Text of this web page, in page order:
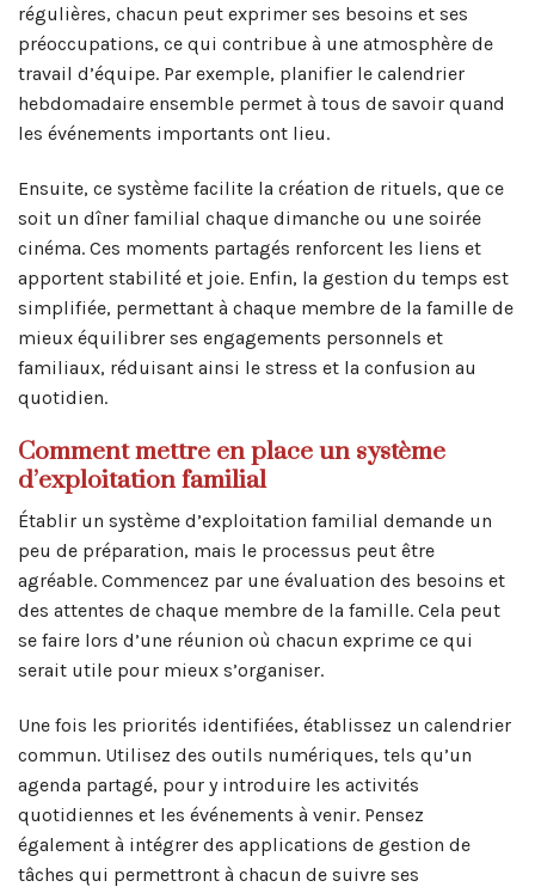
régulières, chacun peut exprimer ses besoins et ses
préoccupations, ce qui contribue à une atmosphère de
travail d’équipe. Par exemple, planifier le calendrier
hebdomadaire ensemble permet à tous de savoir quand
les événements importants ont lieu.
Ensuite, ce système facilite la création de rituels, que ce
soit un dîner familial chaque dimanche ou une soirée
cinéma. Ces moments partagés renforcent les liens et
apportent stabilité et joie. Enfin, la gestion du temps est
simplifiée, permettant à chaque membre de la famille de
mieux équilibrer ses engagements personnels et
familiaux, réduisant ainsi le stress et la confusion au
quotidien.
Comment mettre en place un système
d’exploitation familial
Établir un système d’exploitation familial demande un
peu de préparation, mais le processus peut être
agréable. Commencez par une évaluation des besoins et
des attentes de chaque membre de la famille. Cela peut
se faire lors d’une réunion où chacun exprime ce qui
serait utile pour mieux s’organiser.
Une fois les priorités identifiées, établissez un calendrier
commun. Utilisez des outils numériques, tels qu’un
agenda partagé, pour y introduire les activités
quotidiennes et les événements à venir. Pensez
également à intégrer des applications de gestion de
tâches qui permettront à chacun de suivre ses